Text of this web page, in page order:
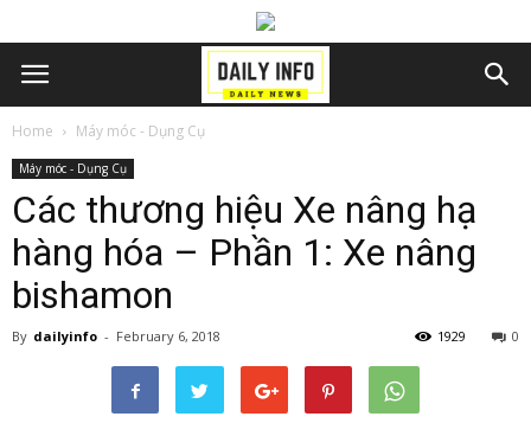
Home Máy móc - Dụng Cụ
Máy móc - Dụng Cụ
Các thương hiệu Xe nâng hạ
hàng hóa – Phần 1: Xe nâng
bishamon
By dailyinfo - February 6, 2018 0
1929